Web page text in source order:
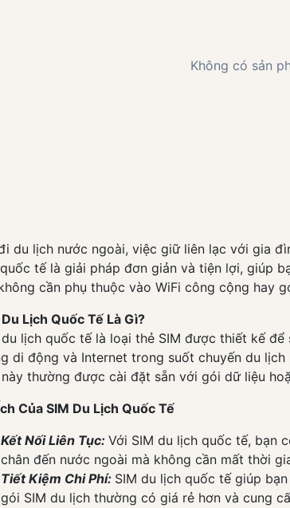
Không có sản
du lịch nước ngoài, việc giữ liên lạc với gia
tế là giải pháp đơn giản và tiện lợi, giúp
cần phụ thuộc vào WiFi công cộng hay
Lịch Quốc Tế Là Gì?
du lịch quốc tế là loại thẻ SIM được thiết kế
di động và Internet trong suốt chuyến du
này thường được cài đặt sẵn với gói dữ liệu
Của SIM Du Lịch Quốc Tế
Kết Nối Liên Tục: Với SIM du lịch quốc tế, bạn
chân đến nước ngoài mà không cần mất thời
Tiết Kiệm Chi Phí: SIM du lịch quốc tế giúp
gói SIM du lịch thường có giá rẻ hơn và cung